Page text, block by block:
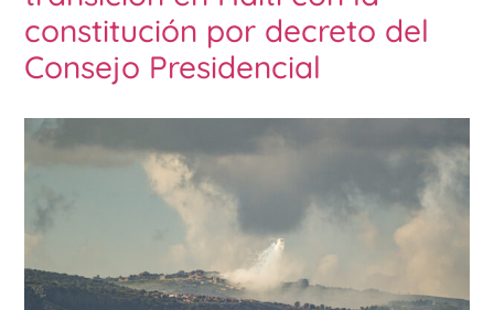
constitución por decreto del
Consejo Presidencial